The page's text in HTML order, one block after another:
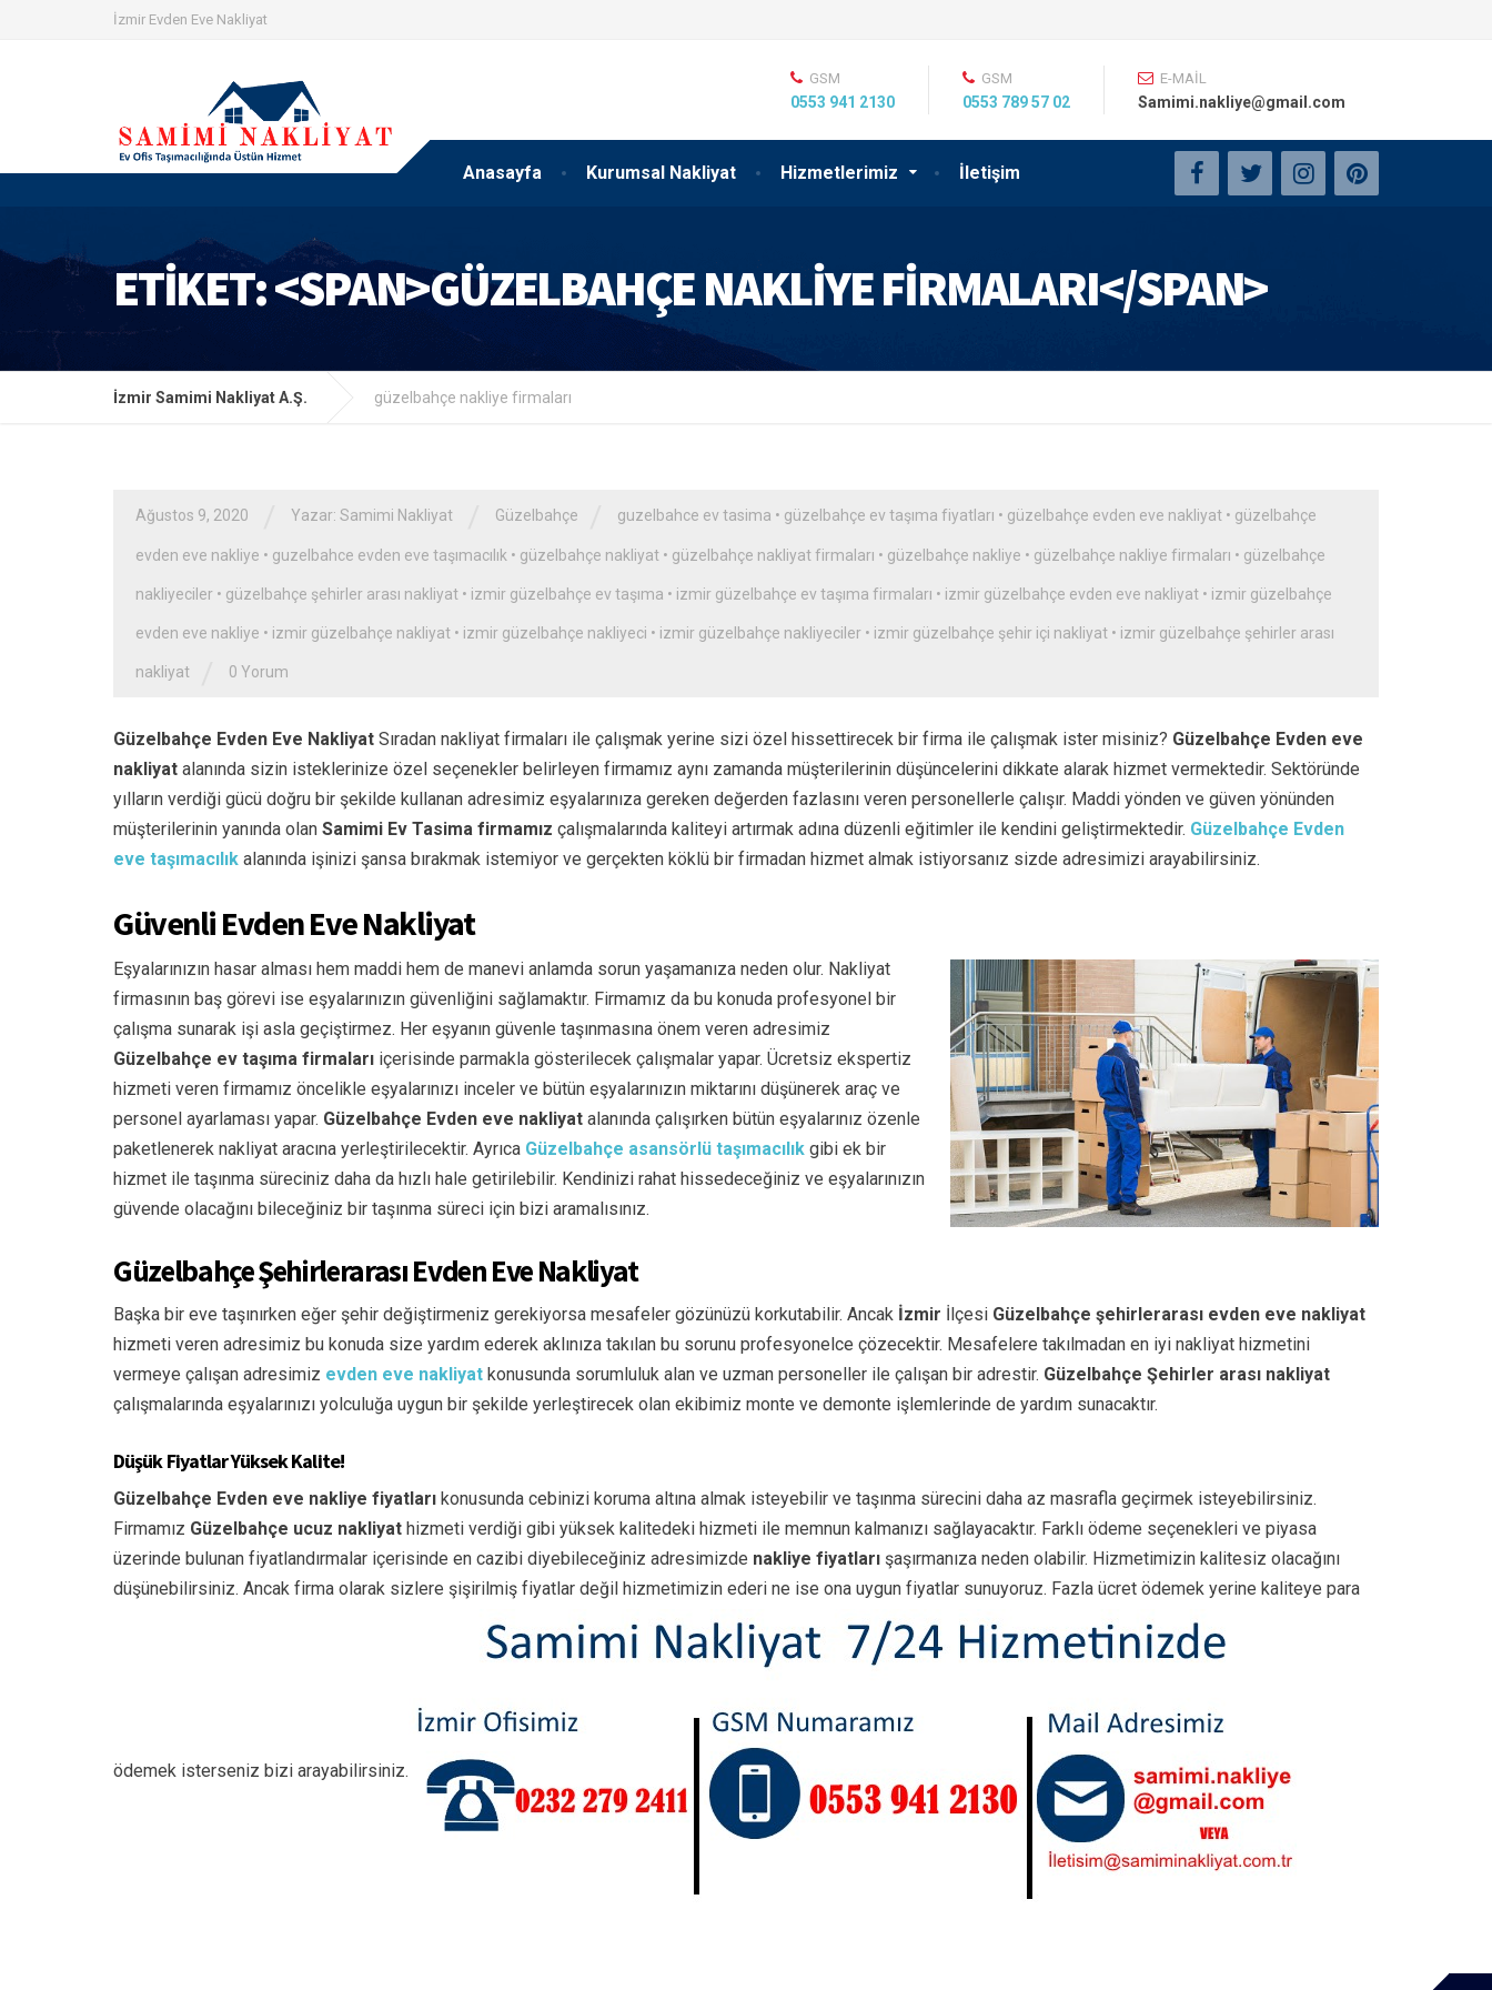
İzmir Evden Eve Nakliyat
Anasayfa Kurumsal Nakliyat Hizmetlerimiz İletişim
GSM
0553 941 2130
GSM
0553 789 57 02
E-MAİL
Samimi.nakliye@gmail.com
ETIKET: <SPAN>GÜZELBAHÇE NAKLIYE FIRMALARI</SPAN>
İzmir Samimi Nakliyat A.Ş. güzelbahçe nakliye firmaları
Ağustos 9, 2020 Yazar: Samimi Nakliyat Güzelbahçe guzelbahce ev tasima • güzelbahçe ev taşıma fiyatları • güzelbahçe evden eve nakliyat • güzelbahçe
evden eve nakliye • guzelbahce evden eve taşımacılık • güzelbahçe nakliyat • güzelbahçe nakliyat firmaları • güzelbahçe nakliye • güzelbahçe nakliye firmaları • güzelbahçe
nakliyeciler • güzelbahçe şehirler arası nakliyat • izmir güzelbahçe ev taşıma • izmir güzelbahçe ev taşıma firmaları • izmir güzelbahçe evden eve nakliyat • izmir güzelbahçe
evden eve nakliye • izmir güzelbahçe nakliyat • izmir güzelbahçe nakliyeci • izmir güzelbahçe nakliyeciler • izmir güzelbahçe şehir içi nakliyat • izmir güzelbahçe şehirler arası
nakliyat 0 Yorum
Güzelbahçe Evden Eve Nakliyat Sıradan nakliyat firmaları ile çalışmak yerine sizi özel hissettirecek bir firma ile çalışmak ister misiniz? Güzelbahçe Evden eve
nakliyat alanında sizin isteklerinize özel seçenekler belirleyen firmamız aynı zamanda müşterilerinin düşüncelerini dikkate alarak hizmet vermektedir. Sektöründe
yılların verdiği gücü doğru bir şekilde kullanan adresimiz eşyalarınıza gereken değerden fazlasını veren personellerle çalışır. Maddi yönden ve güven yönünden
müşterilerinin yanında olan Samimi Ev Tasima firmamız çalışmalarında kaliteyi artırmak adına düzenli eğitimler ile kendini geliştirmektedir. Güzelbahçe Evden
eve taşımacılık alanında işinizi şansa bırakmak istemiyor ve gerçekten köklü bir firmadan hizmet almak istiyorsanız sizde adresimizi arayabilirsiniz.
Güvenli Evden Eve Nakliyat
Eşyalarınızın hasar alması hem maddi hem de manevi anlamda sorun yaşamanıza neden olur. Nakliyat
firmasının baş görevi ise eşyalarınızın güvenliğini sağlamaktır. Firmamız da bu konuda profesyonel bir
çalışma sunarak işi asla geçiştirmez. Her eşyanın güvenle taşınmasına önem veren adresimiz
Güzelbahçe ev taşıma firmaları içerisinde parmakla gösterilecek çalışmalar yapar. Ücretsiz ekspertiz
hizmeti veren firmamız öncelikle eşyalarınızı inceler ve bütün eşyalarınızın miktarını düşünerek araç ve
personel ayarlaması yapar. Güzelbahçe Evden eve nakliyat alanında çalışırken bütün eşyalarınız özenle
paketlenerek nakliyat aracına yerleştirilecektir. Ayrıca Güzelbahçe asansörlü taşımacılık gibi ek bir
hizmet ile taşınma süreciniz daha da hızlı hale getirilebilir. Kendinizi rahat hissedeceğiniz ve eşyalarınızın
güvende olacağını bileceğiniz bir taşınma süreci için bizi aramalısınız.
Güzelbahçe Şehirlerarası Evden Eve Nakliyat
Başka bir eve taşınırken eğer şehir değiştirmeniz gerekiyorsa mesafeler gözünüzü korkutabilir. Ancak İzmir İlçesi Güzelbahçe şehirlerarası evden eve nakliyat
hizmeti veren adresimiz bu konuda size yardım ederek aklınıza takılan bu sorunu profesyonelce çözecektir. Mesafelere takılmadan en iyi nakliyat hizmetini
vermeye çalışan adresimiz evden eve nakliyat konusunda sorumluluk alan ve uzman personeller ile çalışan bir adrestir. Güzelbahçe Şehirler arası nakliyat
çalışmalarında eşyalarınızı yolculuğa uygun bir şekilde yerleştirecek olan ekibimiz monte ve demonte işlemlerinde de yardım sunacaktır.
Düşük Fiyatlar Yüksek Kalite!
Güzelbahçe Evden eve nakliye fiyatları konusunda cebinizi koruma altına almak isteyebilir ve taşınma sürecini daha az masrafla geçirmek isteyebilirsiniz.
Firmamız Güzelbahçe ucuz nakliyat hizmeti verdiği gibi yüksek kalitedeki hizmeti ile memnun kalmanızı sağlayacaktır. Farklı ödeme seçenekleri ve piyasa
üzerinde bulunan fiyatlandırmalar içerisinde en cazibi diyebileceğiniz adresimizde nakliye fiyatları şaşırmanıza neden olabilir. Hizmetimizin kalitesiz olacağını
düşünebilirsiniz. Ancak firma olarak sizlere şişirilmiş fiyatlar değil hizmetimizin ederi ne ise ona uygun fiyatlar sunuyoruz. Fazla ücret ödemek yerine kaliteye para
ödemek isterseniz bizi arayabilirsiniz.